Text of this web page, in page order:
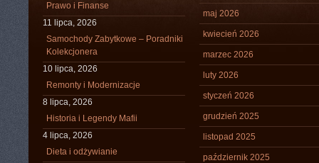
Prawo i Finanse
11 lipca, 2026
Samochody Zabytkowe – Poradniki
Kolekcjonera
10 lipca, 2026
Remonty i Modernizacje
8 lipca, 2026
Historia i Legendy Mafii
4 lipca, 2026
Dieta i odżywianie
maj 2026
kwiecień 2026
marzec 2026
luty 2026
styczeń 2026
grudzień 2025
listopad 2025
październik 2025